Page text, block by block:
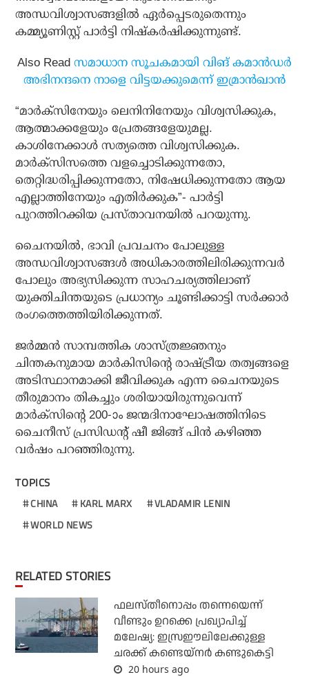
അന്ധവിശ്വാസങ്ങളില്‍ ഏര്‍പ്പെടരുതെന്നും
കമ്മ്യൂണിസ്റ്റ് പാര്‍ട്ടി നിഷ്‌കര്‍ഷിക്കുന്നുണ്ട്.
Also Read സമാധാന സൂചകമായി വിങ് കമാന്‍ഡര്‍
അഭിനന്ദനെ നാളെ വിട്ടയക്കുമെന്ന് ഇമ്രാന്‍ഖാന്‍
“മാര്‍ക്‌സിനേയും ലെനിനിനേയും വിശ്വസിക്കുക,
ആത്മാക്കളേയും പ്രേതങ്ങളേയുമല്ല.
കാശിനേക്കാള്‍ സത്യത്തെ വിശ്വസിക്കുക.
മാര്‍ക്‌സിസത്തെ വളച്ചൊടിക്കുന്നതോ,
തെറ്റിദ്ധരിപ്പിക്കുന്നതോ, നിഷേധിക്കുന്നതോ ആയ
എല്ലാത്തിനേയും എതിര്‍ക്കുക”- പാര്‍ട്ടി
പുറത്തിറക്കിയ പ്രസ്താവനയില്‍ പറയുന്നു.
ചൈനയില്‍, ഭാവി പ്രവചനം പോലുള്ള
അന്ധവിശ്വാസങ്ങള്‍ അധികാരത്തിലിരിക്കുന്നവര്‍
പോലും അഭ്യസിക്കുന്ന സാഹചര്യത്തിലാണ്
യുക്തിചിന്തയുടെ പ്രധാന്യം ചൂണ്ടിക്കാട്ടി സര്‍ക്കാര്‍
രംഗത്തെത്തിയിരിക്കുന്നത്.
ജര്‍മ്മന്‍ സാമ്പത്തിക ശാസ്ത്രജ്ഞനും
ചിന്തകനുമായ മാര്‍കിസിന്റെ രാഷ്ട്രീയ തത്വങ്ങളെ
അടിസ്ഥാനമാക്കി ജീവിക്കുക എന്ന ചൈനയുടെ
തീരുമാനം തികച്ചും ശരിയായിരുന്നുവെന്ന്
മാര്‍ക്‌സിന്റെ 200-ാം ജന്മദിനാഘോഷത്തിനിടെ
ചൈനീസ് പ്രസിഡന്റ് ഷീ ജിങ്ങ് പിന്‍ കഴിഞ്ഞ
വര്‍ഷം പറഞ്ഞിരുന്നു.
TOPICS
CHINA KARL MARX
VLADAMIR LENIN
WORLD NEWS
RELATED STORIES
ഫലസ്തീനൊപ്പം തന്നെയെന്ന്
വീണ്ടും ഉറക്കെ പ്രഖ്യാപിച്ച്
മലേഷ്യ: ഇസ്രഈലിലേക്കുള്ള
ചരക്ക് കണ്ടെയ്‌നര്‍ കണ്ടുകെട്ടി
20 hours ago